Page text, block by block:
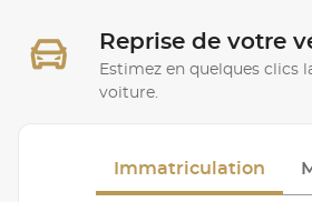
Reprise de votre
Estimez en quelques clics
voiture.
Immatriculation